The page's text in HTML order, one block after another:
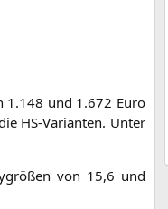
1.148 und 1.672 Euro
HS-Vari­an­ten. Unter
von 15,6 und